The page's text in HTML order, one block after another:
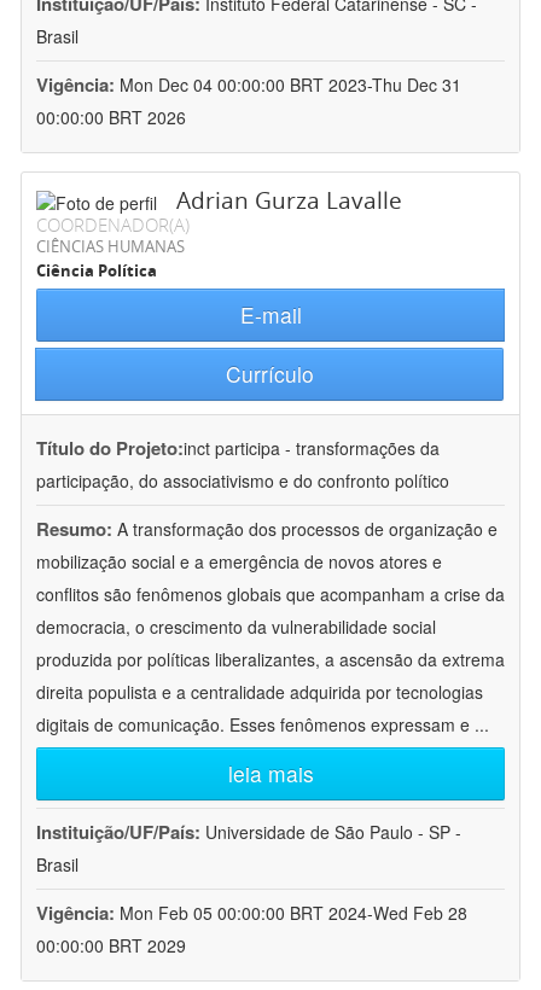
Brasil
Vigência: Mon Dec 04 00:00:00 BRT 2023-Thu Dec 31
00:00:00 BRT 2026
Adrian Gurza Lavalle
COORDENADOR(A)
CIÊNCIAS HUMANAS
Ciência Política
E-mail
Currículo
Título do Projeto:inct participa - transformações da
participação, do associativismo e do confronto político
Resumo: A transformação dos processos de organização e
mobilização social e a emergência de novos atores e
conflitos são fenômenos globais que acompanham a crise da
democracia, o crescimento da vulnerabilidade social
produzida por políticas liberalizantes, a ascensão da extrema
direita populista e a centralidade adquirida por tecnologias
digitais de comunicação. Esses fenômenos expressam e ...
leia mais
Instituição/UF/País: Universidade de São Paulo - SP -
Brasil
Vigência: Mon Feb 05 00:00:00 BRT 2024-Wed Feb 28
00:00:00 BRT 2029